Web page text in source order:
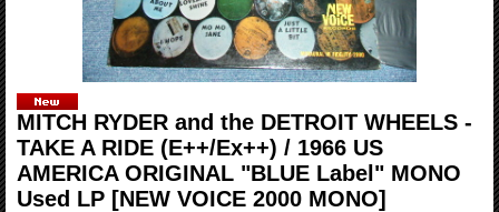
MITCH RYDER and the DETROIT WHEELS -
TAKE A RIDE (E++/Ex++) / 1966 US
AMERICA ORIGINAL "BLUE Label" MONO
Used LP [NEW VOICE 2000 MONO]